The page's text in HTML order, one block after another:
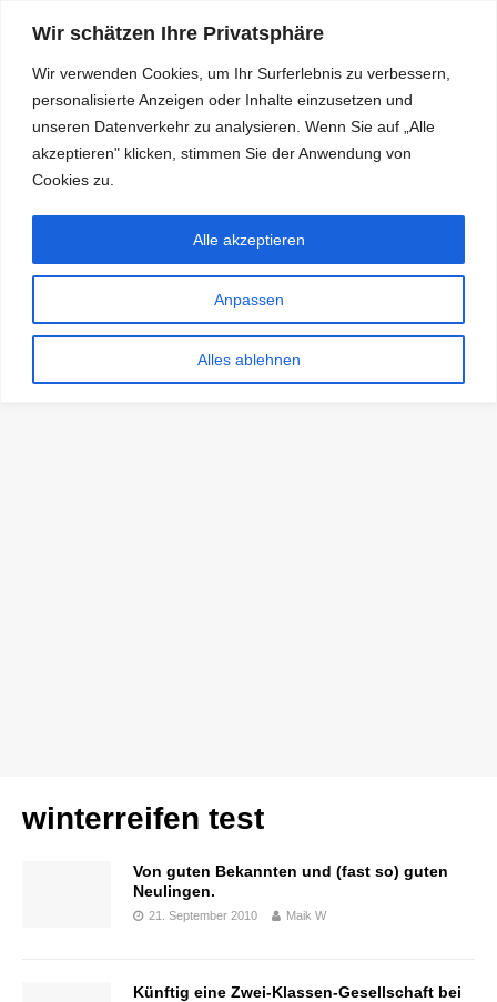
Wir schätzen Ihre Privatsphäre
Wir verwenden Cookies, um Ihr Surferlebnis zu verbessern,
personalisierte Anzeigen oder Inhalte einzusetzen und
unseren Datenverkehr zu analysieren. Wenn Sie auf „Alle
akzeptieren" klicken, stimmen Sie der Anwendung von
Cookies zu.
Anpassen
Alles ablehnen
Alle akzeptieren
RDKS.EXPERT
TESTS, EXPERTEN-TIPPS RUND UM DAS THEMA RDKS UND
winterreifen test
Von guten Bekannten und (fast so) guten
Neulingen.
21. September 2010 Maik W
Künftig eine Zwei-Klassen-Gesellschaft bei